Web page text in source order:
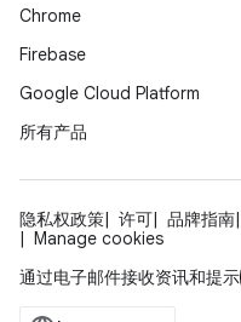
Chrome
Firebase
Google Cloud Platform
所有产品
隐私权政策 许可 品牌指南
Manage cookies
通过电子邮件接收资讯和提示